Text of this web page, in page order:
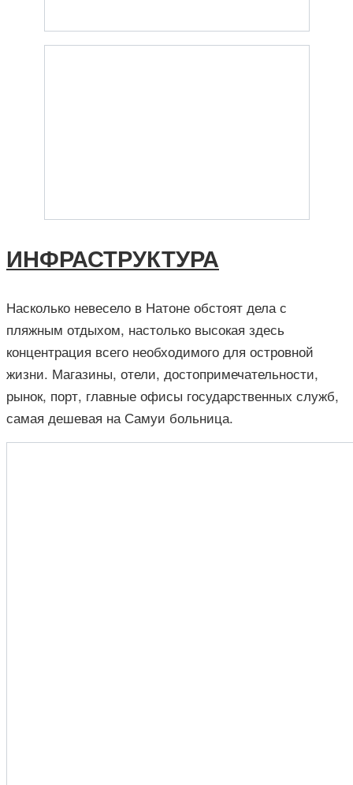
ИНФРАСТРУКТУРА
Насколько невесело в Натоне обстоят дела с
пляжным отдыхом, настолько высокая здесь
концентрация всего необходимого для островной
жизни. Магазины, отели, достопримечательности,
рынок, порт, главные офисы государственных служб,
самая дешевая на Самуи больница.